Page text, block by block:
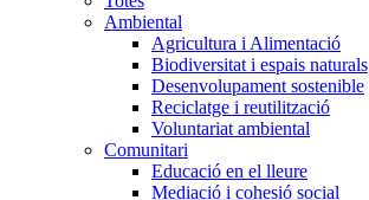
principalAmbiental
Agricultura i Alimentació
Biodiversitat i espais naturals
Desenvolupament sostenible
Reciclatge i reutilització
Voluntariat ambiental
Comunitari
Educació en el lleure
Mediació i cohesió social